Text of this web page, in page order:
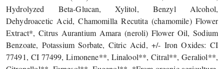
Hydrolyzed Beta-Glucan, Xylitol, Benzyl Alcohol,
Dehydroacetic Acid, Chamomilla Recutita (chamomile) Flower
Extract*, Citrus Aurantium Amara (neroli) Flower Oil, Sodium
Benzoate, Potassium Sorbate, Citric Acid, +/- Iron Oxides: CI
77491, CI 77499, Limonene**, Linalool**, Citral**, Geraliol**,